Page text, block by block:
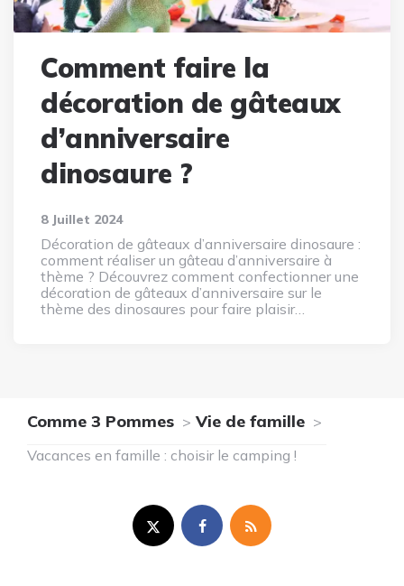
Comment faire la
décoration de gâteaux
d’anniversaire
dinosaure ?
8 Juillet 2024
Décoration de gâteaux d’anniversaire dinosaure :
comment réaliser un gâteau d’anniversaire à
thème ? Découvrez comment confectionner une
décoration de gâteaux d’anniversaire sur le
thème des dinosaures pour faire plaisir…
Comme 3 Pommes Vie de famille
Vacances en famille : choisir le camping !